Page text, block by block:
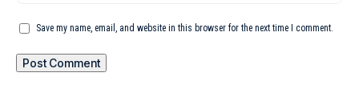
Save my name, email, and website in this browser for the next time I comment.